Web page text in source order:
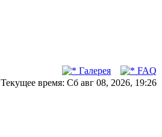
Галерея
FAQ
Текущее время: Сб авг 08, 2026, 19:26